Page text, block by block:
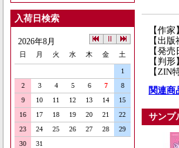
入荷日検索
2026年8月
日 月 火 水 木 金 土
1
2
3 4 5 6 7
8
9
10 11 12 13 14
15
16
17 18 19 20 21
22
23
24 25 26 27 28
29
30
31
【作
【出
【発
【判
【ZIN
関連商
サンプ